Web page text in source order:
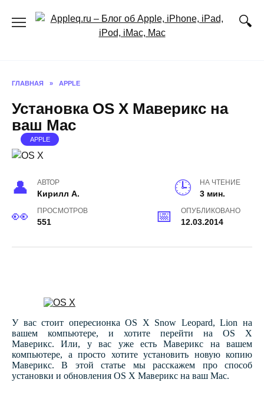
ГЛАВНАЯ » APPLE
Установка OS X Маверикс на
ваш Mac
APPLE
АВТОР
Кирилл А.
НА ЧТЕНИЕ
3 мин.
ПРОСМОТРОВ
551
ОПУБЛИКОВАНО
12.03.2014
У вас стоит опересионка OS X Snow Leopard, Lion на
вашем компьютере, и хотите перейти на OS X
Маверикс. Или, у вас уже есть Маверикс на вашем
компьютере, а просто хотите установить новую копию
Маверикс. В этой статье мы расскажем про способ
установки и обновления OS X Маверикс на ваш Mac.